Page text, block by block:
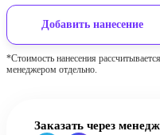
Добавить нанесение
*Стоимость нанесения рассчитывается
менеджером отдельно.
Заказать через